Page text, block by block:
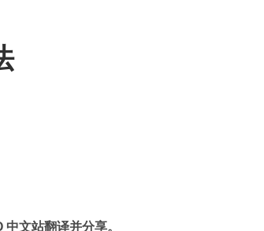
文站翻译并分享。